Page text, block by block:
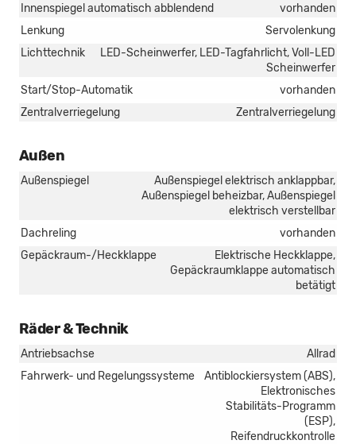
Innenspiegel automatisch abblendend
vorhanden
Lenkung
Servolenkung
Lichttechnik
LED-Scheinwerfer, LED-Tagfahrlicht, Voll-LED
Scheinwerfer
Start/Stop-Automatik
vorhanden
Zentralverriegelung
Zentralverriegelung
Außen
Außenspiegel
Außenspiegel elektrisch anklappbar,
Außenspiegel beheizbar, Außenspiegel
elektrisch verstellbar
Dachreling
vorhanden
Gepäckraum-/Heckklappe
Elektrische Heckklappe,
Gepäckraumklappe automatisch
betätigt
Räder & Technik
Antriebsachse
Allrad
Fahrwerk- und Regelungssysteme
Antiblockiersystem (ABS),
Elektronisches
Stabilitäts-Programm
(ESP),
Reifendruckkontrolle